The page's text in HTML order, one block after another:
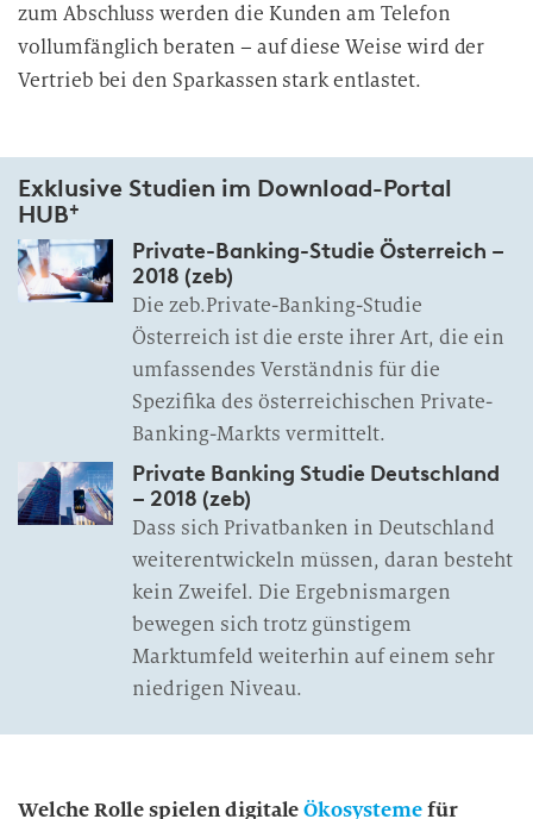
zum Abschluss werden die Kunden am Telefon
vollumfänglich beraten – auf diese Weise wird der
Vertrieb bei den Sparkassen stark entlastet.
Exklusive Studien im Download-Portal
HUB+
Private-Banking-Studie Österreich –
2018 (zeb)
Die zeb.Private-Banking-Studie
Österreich ist die erste ihrer Art, die ein
umfassendes Verständnis für die
Spezifika des österreichischen Private-
Banking-Markts vermittelt.
Private Banking Studie Deutschland
– 2018 (zeb)
Dass sich Privatbanken in Deutschland
weiterentwickeln müssen, daran besteht
kein Zweifel. Die Ergebnismargen
bewegen sich trotz günstigem
Marktumfeld weiterhin auf einem sehr
niedrigen Niveau.
Welche Rolle spielen digitaleÖkosystemefür